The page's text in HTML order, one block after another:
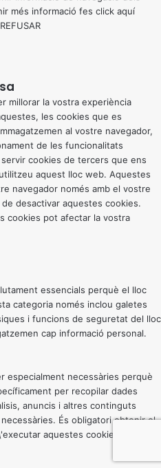
més informació fes click aquí
REFUSAR
millorar la vostra experiència
les cookies que es
al vostre navegador,
de les funcionalitats
cookies de tercers que ens
aquest lloc web. Aquestes
navegador només amb el vostre
desactivar aquestes cookies.
cookies pot afectar la vostra
essencials perquè el lloc
categoria només inclou galetes
i funcions de seguretat del lloc
cap informació personal.
especialment necessàries perquè
per recopilar dades
anuncis i altres continguts
És obligatori obtenir el
aquestes cookies al vostre